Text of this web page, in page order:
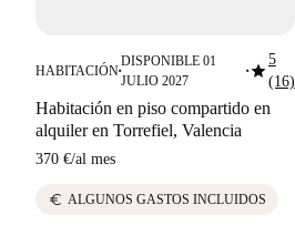
HABITACIÓN■
DISPONIBLE 01
JULIO 2027
■star5
(16)
Habitación en piso compartido en
alquiler en Torrefiel, Valencia
370 €/al mes
euro ALGUNOS GASTOS INCLUIDOS